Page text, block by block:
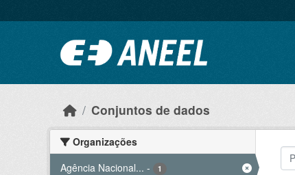
Conjuntos de dados
Organizações
Agência Nacional... - 1